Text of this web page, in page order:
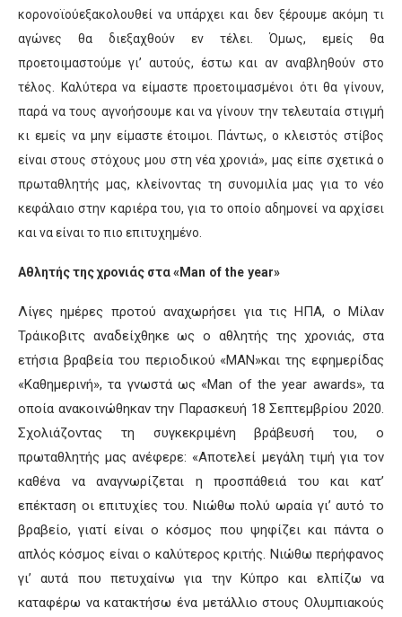
κορονοϊούεξακολουθεί να υπάρχει και δεν ξέρουμε ακόμη τι
αγώνες θα διεξαχθούν εν τέλει. Όμως, εμείς θα
προετοιμαστούμε γι’ αυτούς, έστω και αν αναβληθούν στο
τέλος. Καλύτερα να είμαστε προετοιμασμένοι ότι θα γίνουν,
παρά να τους αγνοήσουμε και να γίνουν την τελευταία στιγμή
κι εμείς να μην είμαστε έτοιμοι. Πάντως, ο κλειστός στίβος
είναι στους στόχους μου στη νέα χρονιά», μας είπε σχετικά ο
πρωταθλητής μας, κλείνοντας τη συνομιλία μας για το νέο
κεφάλαιο στην καριέρα του, για το οποίο αδημονεί να αρχίσει
και να είναι το πιο επιτυχημένο.
Αθλητής της χρονιάς στα«Man of the year»
Λίγες ημέρες προτού αναχωρήσει για τις ΗΠΑ, ο Μίλαν
Τράικοβιτς αναδείχθηκε ως ο αθλητής της χρονιάς, στα
ετήσια βραβεία του περιοδικού «ΜΑΝ»και της εφημερίδας
«Καθημερινή», τα γνωστά ως «Man of the year awards», τα
οποία ανακοινώθηκαν την Παρασκευή 18 Σεπτεμβρίου 2020.
Σχολιάζοντας τη συγκεκριμένη βράβευσή του, ο
πρωταθλητής μας ανέφερε: «Αποτελεί μεγάλη τιμή για τον
καθένα να αναγνωρίζεται η προσπάθειά του και κατ’
επέκταση οι επιτυχίες του. Νιώθω πολύ ωραία γι’ αυτό το
βραβείο, γιατί είναι ο κόσμος που ψηφίζει και πάντα ο
απλός κόσμος είναι ο καλύτερος κριτής. Νιώθω περήφανος
γι’ αυτά που πετυχαίνω για την Κύπρο και ελπίζω να
καταφέρω να κατακτήσω ένα μετάλλιο στους Ολυμπιακούς